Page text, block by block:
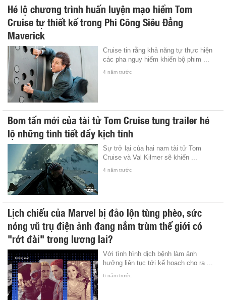
Hé lộ chương trình huấn luyện mạo hiểm Tom
Cruise tự thiết kế trong Phi Công Siêu Đẳng
Maverick
Cruise tin rằng khả năng tự thực hiện
các pha nguy hiểm khiến bộ phim ...
4 năm trước
Bom tấn mới của tài tử Tom Cruise tung trailer hé
lộ những tình tiết đầy kịch tính
Sự trở lại của hai nam tài tử Tom
Cruise và Val Kilmer sẽ khiến ...
4 năm trước
Lịch chiếu của Marvel bị đảo lộn tùng phèo, sức
nóng vũ trụ điện ảnh đang nắm trùm thế giới có
"rớt đài" trong lương lai?
Với tình hình dịch bệnh làm ảnh
hưởng liên tục tới kế hoạch cho ra ...
6 năm trước